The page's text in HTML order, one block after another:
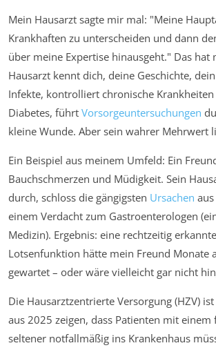
Mein Hausarzt sagte mir mal: "Meine
Krankhaften zu unterscheiden und dann
über meine Expertise hinausgeht." Das
Hausarzt kennt dich, deine Geschichte,
Infekte, kontrolliert chronische
Diabetes, führt Vorsorgeuntersuchungen
kleine Wunde. Aber sein wahrer Mehrwert
Ein Beispiel aus meinem Umfeld: Ein
Bauchschmerzen und Müdigkeit. Sein
durch, schloss die gängigsten Ursachen
einem Verdacht zum Gastroenterologen
Medizin). Ergebnis: eine rechtzeitig
Lotsenfunktion hätte mein Freund Monate
gewartet – oder wäre vielleicht gar nicht
Die Hausarztzentrierte Versorgung (HZV)
aus 2025 zeigen, dass Patienten mit einem
seltener notfallmäßig ins Krankenhaus